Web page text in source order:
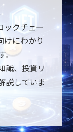
ックチェー
けにわかり
。
識、投資リ
説していま